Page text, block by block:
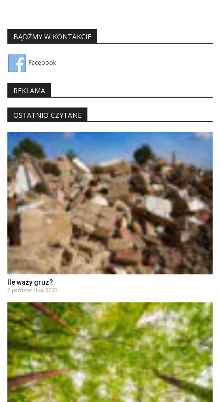
BĄDŹMY W KONTAKCIE
Facebook
REKLAMA
OSTATNIO CZYTANE
Ile waży gruz?
2 października, 2020